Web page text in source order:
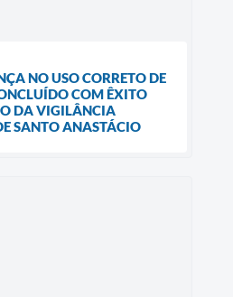
NO USO CORRETO DE
COM ÊXITO
DA VIGILÂNCIA
SANTO ANASTÁCIO